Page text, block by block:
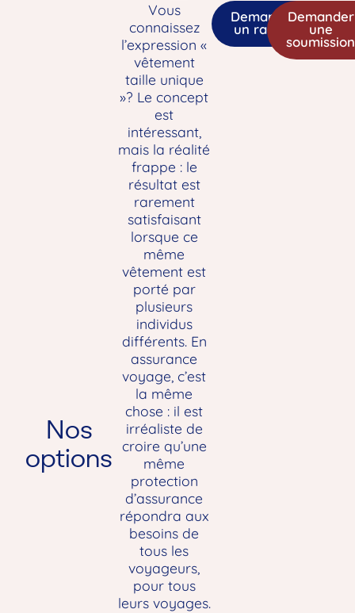
Nos
options
Vous
connaissez
l’expression «
vêtement
taille unique
»? Le concept
est
intéressant,
mais la réalité
frappe : le
résultat est
rarement
satisfaisant
lorsque ce
même
vêtement est
porté par
plusieurs
individus
différents. En
assurance
voyage, c’est
la même
chose : il est
irréaliste de
croire qu’une
même
protection
d’assurance
répondra aux
besoins de
tous les
voyageurs,
pour tous
leurs voyages.
Demander
un rappel
Demander
une
soumission